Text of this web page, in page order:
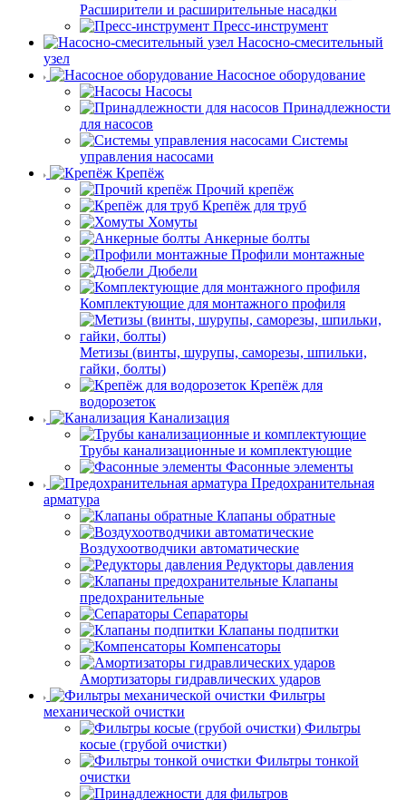
Расширители и расширительные насадки
Пресс-инструмент
Насосно-смесительный
узел
Насосное оборудование
Насосы
Принадлежности
для насосов
Системы
управления насосами
Крепёж
Прочий крепёж
Крепёж для труб
Хомуты
Анкерные болты
Профили монтажные
Дюбели
Комплектующие для монтажного профиля
Метизы (винты, шурупы, саморезы, шпильки,
гайки, болты)
Крепёж для
водорозеток
Канализация
Трубы канализационные и комплектующие
Фасонные элементы
Предохранительная
арматура
Клапаны обратные
Воздухоотводчики автоматические
Редукторы давления
Клапаны
предохранительные
Сепараторы
Клапаны подпитки
Компенсаторы
Амортизаторы гидравлических ударов
Фильтры
механической очистки
Фильтры
косые (грубой очистки)
Фильтры тонкой
очистки